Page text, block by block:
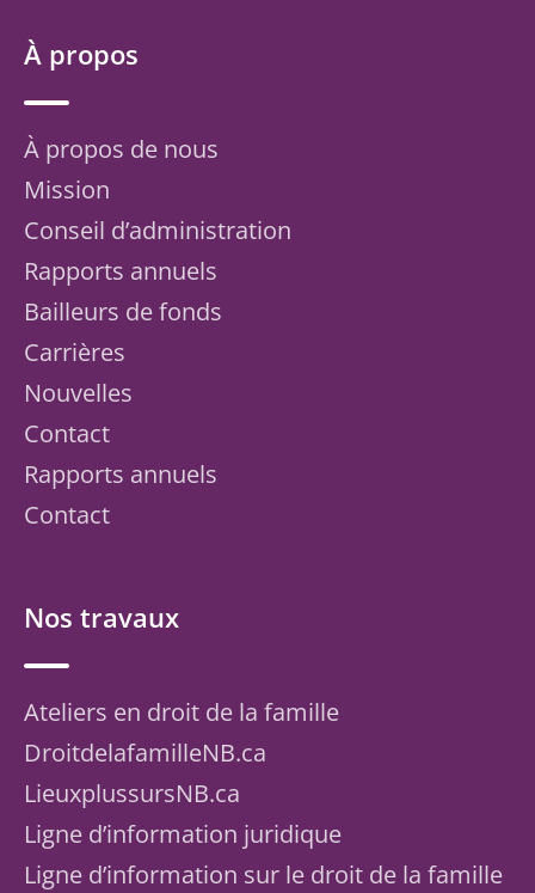
À propos
À propos de nous
Mission
Conseil d’administration
Rapports annuels
Bailleurs de fonds
Carrières
Nouvelles
Contact
Rapports annuels
Contact
Nos travaux
Ateliers en droit de la famille
DroitdelafamilleNB.ca
LieuxplussursNB.ca
Ligne d’information juridique
Ligne d’information sur le droit de la famille